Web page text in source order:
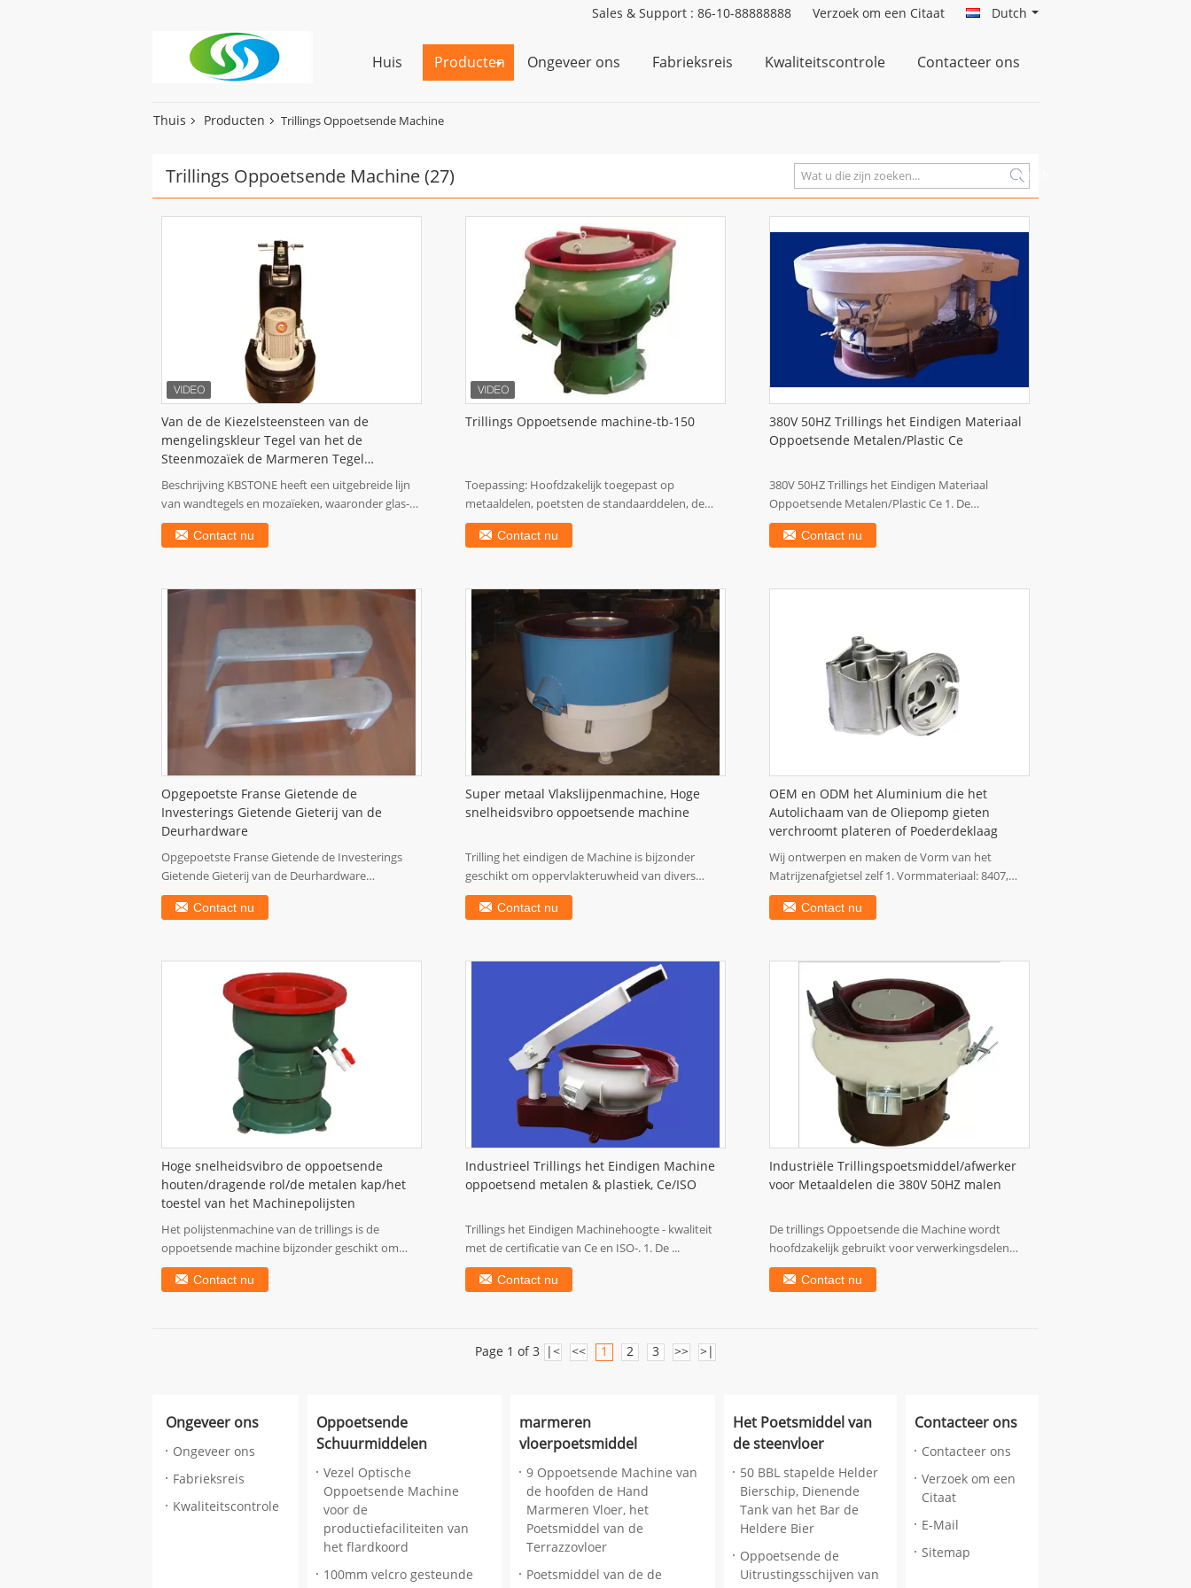
Sales & Support : 86-10-88888888 Verzoek om een Citaat Dutch
Huis Producten Ongeveer ons Fabrieksreis Kwaliteitscontrole Contacteer ons
Thuis Producten Trillings Oppoetsende Machine
Trillings Oppoetsende Machine (27) Search
Van de de Kiezelsteensteen van de
mengelingskleur Tegel van het de
Steenmozaïek de Marmeren Tegel
Opgepoetste voor Muurdecoratie of
Bevloering
Beschrijving KBSTONE heeft een uitgebreide lijn
van wandtegels en mozaïeken, waaronder glas-
en ...
Contact nu
Trillings Oppoetsende machine-tb-150
Toepassing: Hoofdzakelijk toegepast op
metaaldelen, poetsten de standaarddelen, de
apparaten, de ...
Contact nu
380V 50HZ Trillings het Eindigen Materiaal
Oppoetsende Metalen/Plastic Ce
380V 50HZ Trillings het Eindigen Materiaal
Oppoetsende Metalen/Plastic Ce 1. De
goedkeuring van ...
Contact nu
Opgepoetste Franse Gietende de
Investerings Gietende Gieterij van de
Deurhardware
Opgepoetste Franse Gietende de Investerings
Gietende Gieterij van de Deurhardware
Productnaam: OEM ...
Contact nu
Super metaal Vlakslijpenmachine, Hoge
snelheidsvibro oppoetsende machine
Trilling het eindigen de Machine is bijzonder
geschikt om oppervlakteruwheid van divers
metaal af te ...
Contact nu
OEM en ODM het Aluminium die het
Autolichaam van de Oliepomp gieten
verchroomt plateren of Poederdeklaag
Wij ontwerpen en maken de Vorm van het
Matrijzenafgietsel zelf 1. Vormmateriaal: 8407,
SKD11 of per ...
Contact nu
Hoge snelheidsvibro de oppoetsende
houten/dragende rol/de metalen kap/het
toestel van het Machinepolijsten
Het polijstenmachine van de trillings is de
oppoetsende machine bijzonder geschikt om
oppervlakteruw...
Contact nu
Industrieel Trillings het Eindigen Machine
oppoetsend metalen & plastiek, Ce/ISO
Trillings het Eindigen Machinehoogte - kwaliteit
met de certificatie van Ce en ISO-. 1. De ...
Contact nu
Industriële Trillingspoetsmiddel/afwerker
voor Metaaldelen die 380V 50HZ malen
De trillings Oppoetsende die Machine wordt
hoofdzakelijk gebruikt voor verwerkingsdelen
van metalen, ...
Contact nu
Page 1 of 3 |< << 1 2 3 >> >|
Ongeveer ons
Ongeveer ons
Fabrieksreis
Kwaliteitscontrole
Oppoetsende
Schuurmiddelen
Vezel Optische
Oppoetsende Machine
voor de
productiefaciliteiten van
het flardkoord
100mm velcro gesteunde
marmeren
vloerpoetsmiddel
9 Oppoetsende Machine van
de hoofden de Hand
Marmeren Vloer, het
Poetsmiddel van de
Terrazzovloer
Poetsmiddel van de de
Het Poetsmiddel van
de steenvloer
50 BBL stapelde Helder
Bierschip, Dienende
Tank van het Bar de
Heldere Bier
Oppoetsende de
Uitrustingsschijven van
Contacteer ons
Contacteer ons
Verzoek om een
Citaat
E-Mail
Sitemap